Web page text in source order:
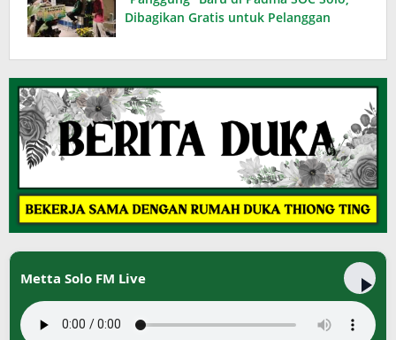
Dibagikan Gratis untuk Pelanggan
Metta Solo FM Live